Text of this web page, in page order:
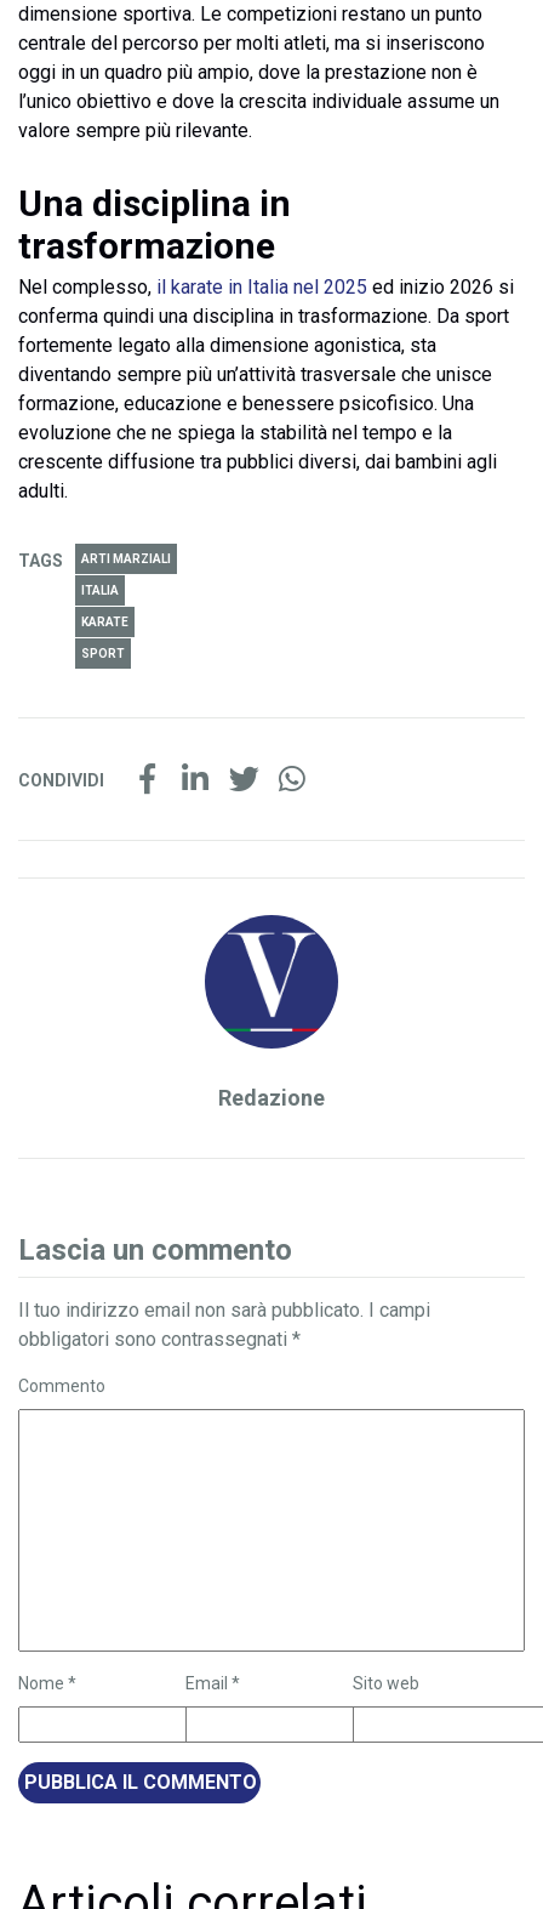
dimensione sportiva. Le competizioni restano un punto
centrale del percorso per molti atleti, ma si inseriscono
oggi in un quadro più ampio, dove la prestazione non è
l’unico obiettivo e dove la crescita individuale assume un
valore sempre più rilevante.
Una disciplina in
trasformazione
Nel complesso, il karate in Italia nel 2025 ed inizio 2026 si
conferma quindi una disciplina in trasformazione. Da sport
fortemente legato alla dimensione agonistica, sta
diventando sempre più un’attività trasversale che unisce
formazione, educazione e benessere psicofisico. Una
evoluzione che ne spiega la stabilità nel tempo e la
crescente diffusione tra pubblici diversi, dai bambini agli
adulti.
TAGS ARTI MARZIALI
ITALIA
KARATE
SPORT
CONDIVIDI
Redazione
Lascia un commento
Il tuo indirizzo email non sarà pubblicato. I campi
obbligatori sono contrassegnati *
Commento
Nome * Email * Sito web